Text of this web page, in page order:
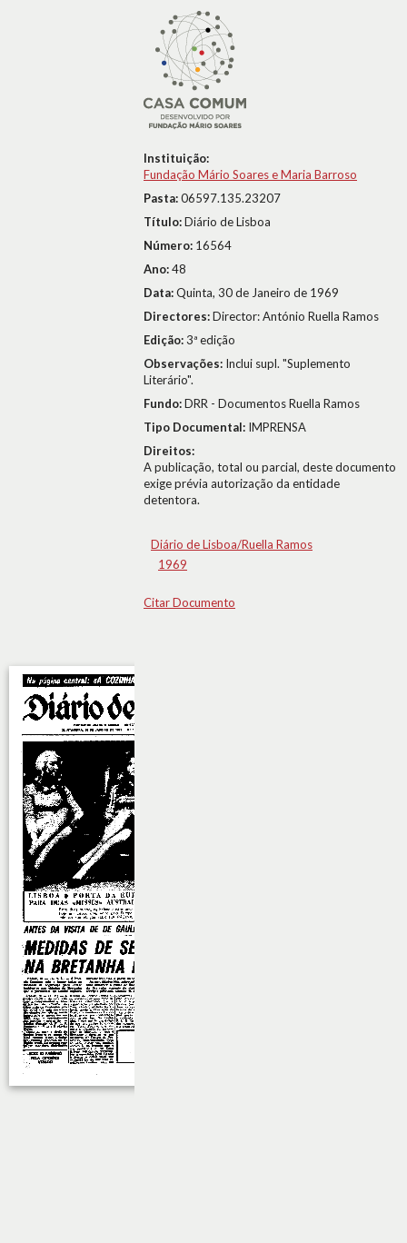
Instituição:
Fundação Mário Soares e Maria Barroso
Pasta:06597.135.23207
Título:Diário de Lisboa
Número: 16564
Ano:48
Data:Quinta, 30 de Janeiro de 1969
Directores:Director: António Ruella Ramos
Edição:3ª edição
Observações: Inclui supl. "Suplemento
Literário".
Fundo:DRR - Documentos Ruella Ramos
Tipo Documental: IMPRENSA
Direitos:
A publicação, total ou parcial, deste documento
exige prévia autorização da entidade
detentora.
Diário de Lisboa/Ruella Ramos
1969
Citar Documento